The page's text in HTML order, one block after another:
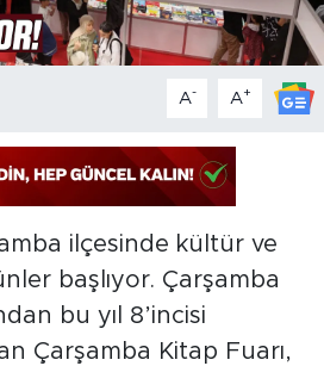
A- A+
ilçesinde kültür ve
başlıyor. Çarşamba
bu yıl 8’incisi
Çarşamba Kitap Fuarı,